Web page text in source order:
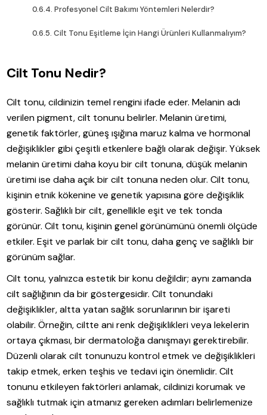
Profesyonel Cilt Bakımı Yöntemleri Nelerdir?
Cilt Tonu Eşitleme İçin Hangi Ürünleri Kullanmalıyım?
Cilt Tonu Nedir?
Cilt tonu, cildinizin temel rengini ifade eder. Melanin adı
verilen pigment, cilt tonunu belirler. Melanin üretimi,
genetik faktörler, güneş ışığına maruz kalma ve hormonal
değişiklikler gibi çeşitli etkenlere bağlı olarak değişir. Yüksek
melanin üretimi daha koyu bir cilt tonuna, düşük melanin
üretimi ise daha açık bir cilt tonuna neden olur. Cilt tonu,
kişinin etnik kökenine ve genetik yapısına göre değişiklik
gösterir. Sağlıklı bir cilt, genellikle eşit ve tek tonda
görünür. Cilt tonu, kişinin genel görünümünü önemli ölçüde
etkiler. Eşit ve parlak bir cilt tonu, daha genç ve sağlıklı bir
görünüm sağlar.
Cilt tonu, yalnızca estetik bir konu değildir; aynı zamanda
cilt sağlığının da bir göstergesidir. Cilt tonundaki
değişiklikler, altta yatan sağlık sorunlarının bir işareti
olabilir. Örneğin, ciltte ani renk değişiklikleri veya lekelerin
ortaya çıkması, bir dermatoloğa danışmayı gerektirebilir.
Düzenli olarak cilt tonunuzu kontrol etmek ve değişiklikleri
takip etmek, erken teşhis ve tedavi için önemlidir. Cilt
tonunu etkileyen faktörleri anlamak, cildinizi korumak ve
sağlıklı tutmak için atmanız gereken adımları belirlemenize